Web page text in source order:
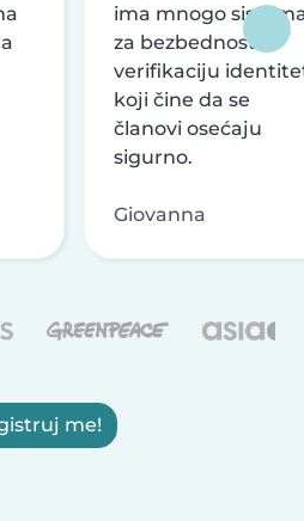
ima mnogo
za bezbednost i
verifikaciju
koji čine da se
članovi osećaju
sigurno.
Giovanna
me!